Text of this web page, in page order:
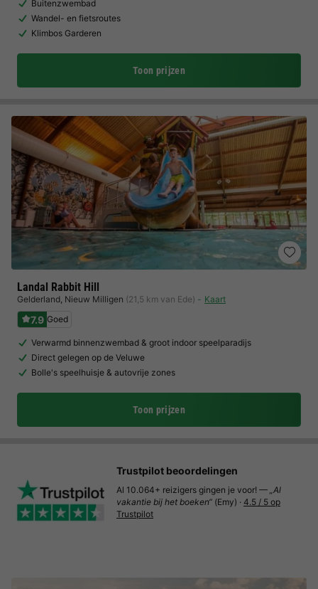
Buitenzwembad
Wandel- en fietsroutes
Klimbos Garderen
Toon prijzen
Landal Rabbit Hill
Gelderland, Nieuw Milligen (21,5 km van Ede) Kaart
7.9 Goed
Verwarmd binnenzwembad & groot indoor speelparadijs
Direct gelegen op de Veluwe
Bolle's speelhuisje & autovrije zones
Toon prijzen
Trustpilot beoordelingen
Al 10.064+ reizigers gingen je voor! — „Al
vakantie bij het boeken“ (Emy) · 4.5 / 5 op
Trustpilot